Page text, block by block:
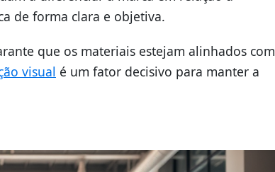
de forma clara e objetiva.
que os materiais estejam alinhados com
visual é um fator decisivo para manter a